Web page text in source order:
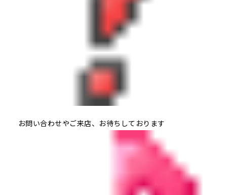
お問い合わせやご来店、お待ちしております